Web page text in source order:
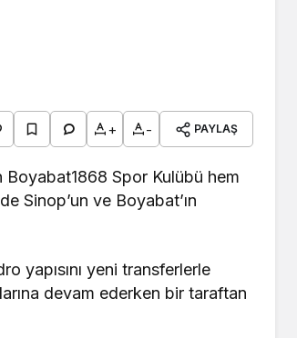
+ - PAYLAŞ
Spor Kulübü hem
Sinop’un ve Boyabat’ın
yapısını yeni transferlerle
devam ederken bir taraftan